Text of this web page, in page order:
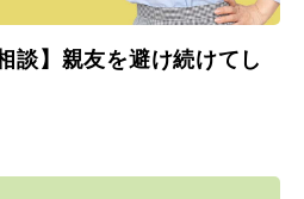
談】親友を避け続けてし